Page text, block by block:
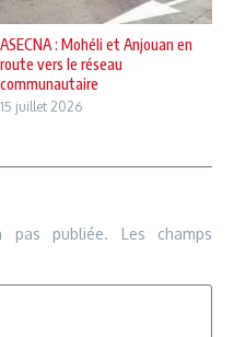
ASECNA : Mohéli et Anjouan en
route vers le réseau
communautaire
15 juillet 2026
pas publiée.
Les champs